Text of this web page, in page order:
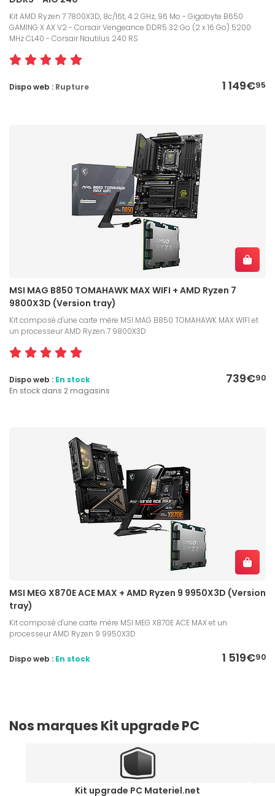
Kit AMD Ryzen 7 7800X3D, 8c/16t, 4.2 GHz, 96 Mo - Gigabyte B650
GAMING X AX V2 - Corsair Vengeance DDR5 32 Go (2 x 16 Go) 5200
MHz CL40 - Corsair Nautilus 240 RS
1 149€95
Dispo web : Rupture
MSI MAG B850 TOMAHAWK MAX WIFI + AMD Ryzen 7
9800X3D (Version tray)
Kit composé d'une carte mère MSI MAG B850 TOMAHAWK MAX WIFI et
un processeur AMD Ryzen 7 9800X3D
739€90
Dispo web : En stock
En stock dans 2 magasins
MSI MEG X870E ACE MAX + AMD Ryzen 9 9950X3D (Version
tray)
Kit composé d'une carte mère MSI MEG X870E ACE MAX et un
processeur AMD Ryzen 9 9950X3D
1 519€90
Dispo web : En stock
Nos marques Kit upgrade PC
Kit upgrade PC Materiel.net